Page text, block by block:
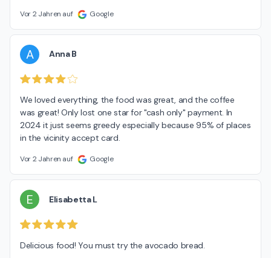
Vor 2 Jahren auf Google
A Anna B
We loved everything, the food was great, and the coffee
was great! Only lost one star for "cash only" payment. In
2024 it just seems greedy especially because 95% of places
in the vicinity accept card.
Vor 2 Jahren auf Google
E Elisabetta L
Delicious food! You must try the avocado bread.